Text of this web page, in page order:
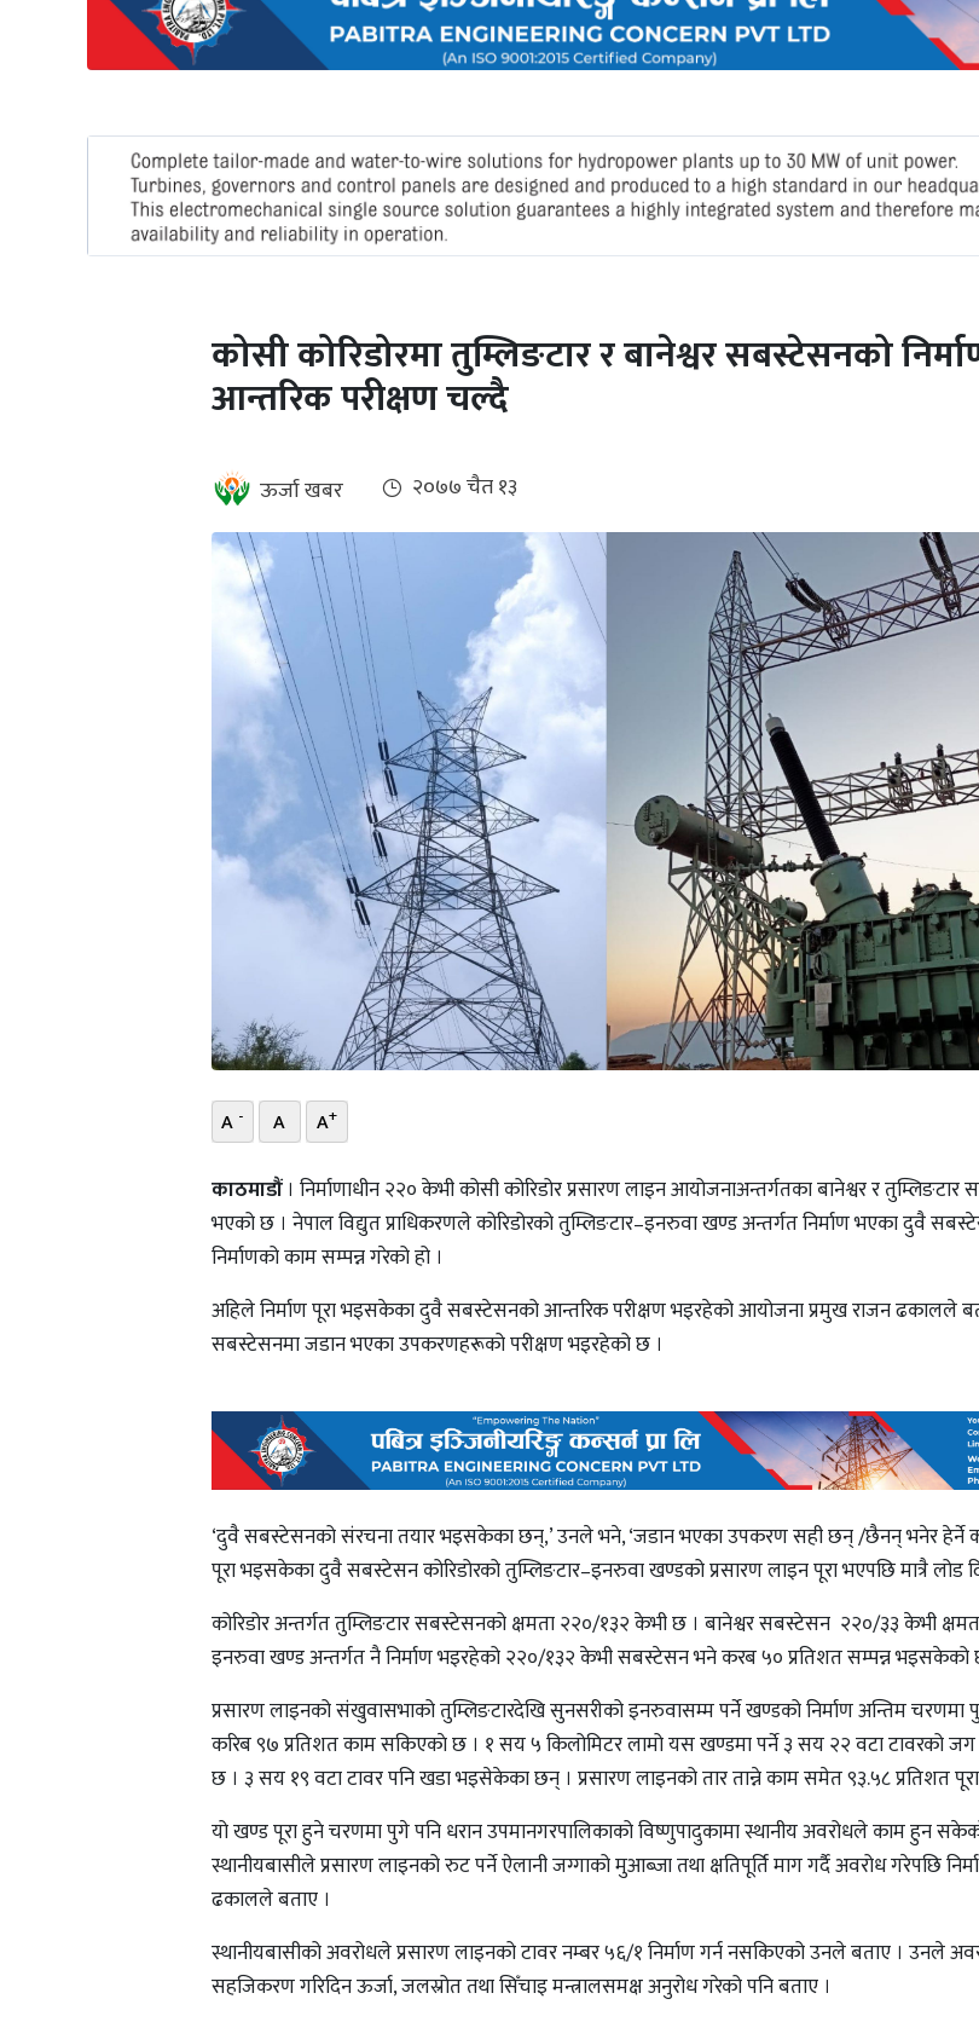
जलवायु
कोसी कोरिडोरमा तुम्लिङटार र बानेश्वर सबस्टेसनको
आन्तरिक परीक्षण चल्दै
ऊर्जा खबर २०७७ चैत १३
A - A A+
काठमाडौं। निर्माणाधीन २२० केभी कोसी कोरिडोर प्रसारण लाइन आयोजनाअन्तर्गतका बानेश्वर र तुम्लिङटार
भएको छ । नेपाल विद्युत प्राधिकरणले कोरिडोरको तुम्लिङटार–इनरुवा खण्ड अन्तर्गत निर्माण भएका दुवै
निर्माणको काम सम्पन्न गरेको हो ।
अहिले निर्माण पूरा भइसकेका दुवै सबस्टेसनको आन्तरिक परीक्षण भइरहेको आयोजना प्रमुख राजन ढकालले
सबस्टेसनमा जडान भएका उपकरणहरूको परीक्षण भइरहेको छ ।
‘दुवै सबस्टेसनको संरचना तयार भइसकेका छन्,’ उनले भने, ‘जडान भएका उपकरण सही छन् /छैनन् भनेर हेर्ने
पूरा भइसकेका दुवै सबस्टेसन कोरिडोरको तुम्लिङटार–इनरुवा खण्डको प्रसारण लाइन पूरा भएपछि मात्रै लोड
कोरिडोर अन्तर्गत तुम्लिङटार सबस्टेसनको क्षमता २२०/१३२ केभी छ । बानेश्वर सबस्टेसन २२०/३३ केभी
इनरुवा खण्ड अन्तर्गत नै निर्माण भइरहेको २२०/१३२ केभी सबस्टेसन भने करब ५० प्रतिशत सम्पन्न भइसकेको
प्रसारण लाइनको संखुवासभाको तुम्लिङटारदेखि सुनसरीको इनरुवासम्म पर्ने खण्डको निर्माण अन्तिम
करिब ९७ प्रतिशत काम सकिएकाे छ । १ सय ५ किलोमिटर लामो यस खण्डमा पर्ने ३ सय २२ वटा टावरको
छ । ३ सय १९ वटा टावर पनि खडा भइसेकेका छन् । प्रसारण लाइनको तार तान्ने काम समेत ९३.५८ प्रतिशत
यो खण्ड पूरा हुने चरणमा पुगे पनि धरान उपमानगरपालिकाको विष्णुपादुकामा स्थानीय अवरोधले काम हुन
स्थानीयबासीले प्रसारण लाइनको रुट पर्ने ऐलानी जग्गाको मुआब्जा तथा क्षतिपूर्ति माग गर्दै अवरोध गरेपछि
ढकालले बताए ।
स्थानीयबासीको अवरोधले प्रसारण लाइनको टावर नम्बर ५६/१ निर्माण गर्न नसकिएको उनले बताए । उनले
सहजिकरण गरिदिन ऊर्जा, जलस्रोत तथा सिँचाइ मन्त्रालसमक्ष अनुरोध गरेको पनि बताए ।